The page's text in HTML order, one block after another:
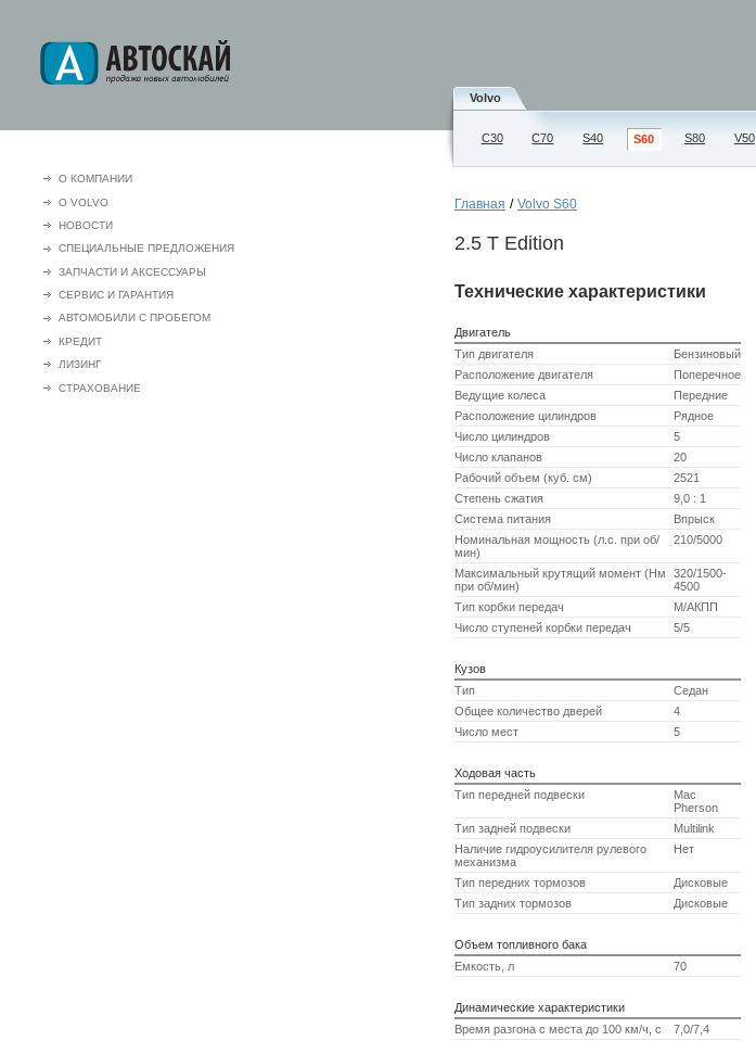
Volvo
С30 C70 S40 S60 S80 V50
О КОМПАНИИ
О VOLVO
НОВОСТИ
СПЕЦИАЛЬНЫЕ ПРЕДЛОЖЕНИЯ
ЗАПЧАСТИ И АКСЕCСУАРЫ
СЕРВИС И ГАРАНТИЯ
АВТОМОБИЛИ С ПРОБЕГОМ
КРЕДИТ
ЛИЗИНГ
СТРАХОВАНИЕ
Главная / Volvo S60
2.5 T Edition
Технические характеристики
Двигатель
Тип двигателя
Бензиновый
Расположение двигателя
Поперечное
Ведущие колеса
Передние
Расположение цилиндров
Рядное
Число цилиндров
5
Число клапанов
20
Рабочий объем (куб. см)
2521
Степень сжатия
9,0 : 1
Система питания
Впрыск
Номинальная мощность (л.с. при об/
мин)
210/5000
Максимальный крутящий момент (Нм
при об/мин)
320/1500-
4500
Тип корбки передач
М/АКПП
Число ступеней корбки передач
5/5
Кузов
Тип
Седан
Общее количество дверей
4
Число мест
5
Ходовая часть
Тип передней подвески
Mac
Pherson
Тип задней подвески
Multilink
Наличие гидроусилителя рулевого
механизма
Нет
Тип передних тормозов
Дисковые
Тип задних тормозов
Дисковые
Объем топливного бака
Емкость, л
70
Динамические характеристики
Время разгона с места до 100 км/ч, с
7,0/7,4